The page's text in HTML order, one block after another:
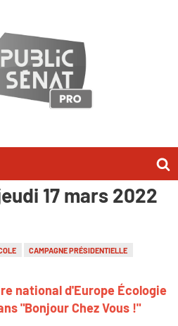
dit dans "Bonjour
17 mars 2022
CAMPAGNE PRÉSIDENTIELLE
national d'Europe Écologie
"Bonjour Chez Vous !"